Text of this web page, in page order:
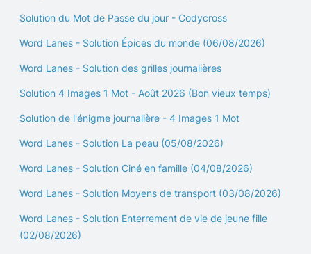
Solution du Mot de Passe du jour - Codycross
Word Lanes - Solution Épices du monde (06/08/2026)
Word Lanes - Solution des grilles journalières
Solution 4 Images 1 Mot - Août 2026 (Bon vieux temps)
Solution de l'énigme journalière - 4 Images 1 Mot
Word Lanes - Solution La peau (05/08/2026)
Word Lanes - Solution Ciné en famille (04/08/2026)
Word Lanes - Solution Moyens de transport (03/08/2026)
Word Lanes - Solution Enterrement de vie de jeune fille
(02/08/2026)